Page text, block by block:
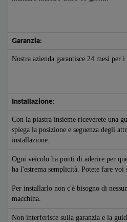
Garanzia:
Nostra azienda garantisce 24 mesi per
Installazione:
Con la piastra insieme riceverete una
spiega la posizione e seguenza degli
installazione.
Ogni veicolo ha punti di aderire per
ha l'estrema semplicità. Potete fare voi
Per installarlo non c'è bisogno di
macchina.
Non interferisce sulla garanzia e la